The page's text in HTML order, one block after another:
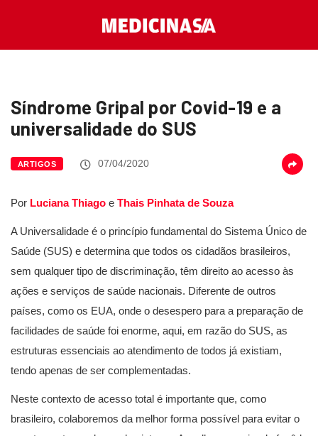
Síndrome Gripal por Covid-19 e a
universalidade do SUS
ARTIGOS 07/04/2020
Por Luciana Thiago e Thais Pinhata de Souza
A Universalidade é o princípio fundamental do Sistema Único de
Saúde (SUS) e determina que todos os cidadãos brasileiros,
sem qualquer tipo de discriminação, têm direito ao acesso às
ações e serviços de saúde nacionais. Diferente de outros
países, como os EUA, onde o desespero para a preparação de
facilidades de saúde foi enorme, aqui, em razão do SUS, as
estruturas essenciais ao atendimento de todos já existiam,
tendo apenas de ser complementadas.
Neste contexto de acesso total é importante que, como
brasileiro, colaboremos da melhor forma possível para evitar o